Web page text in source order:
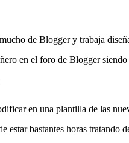
de Blogger y trabaja
en el foro de Blogger
en una plantilla de las
estar bastantes horas tratando